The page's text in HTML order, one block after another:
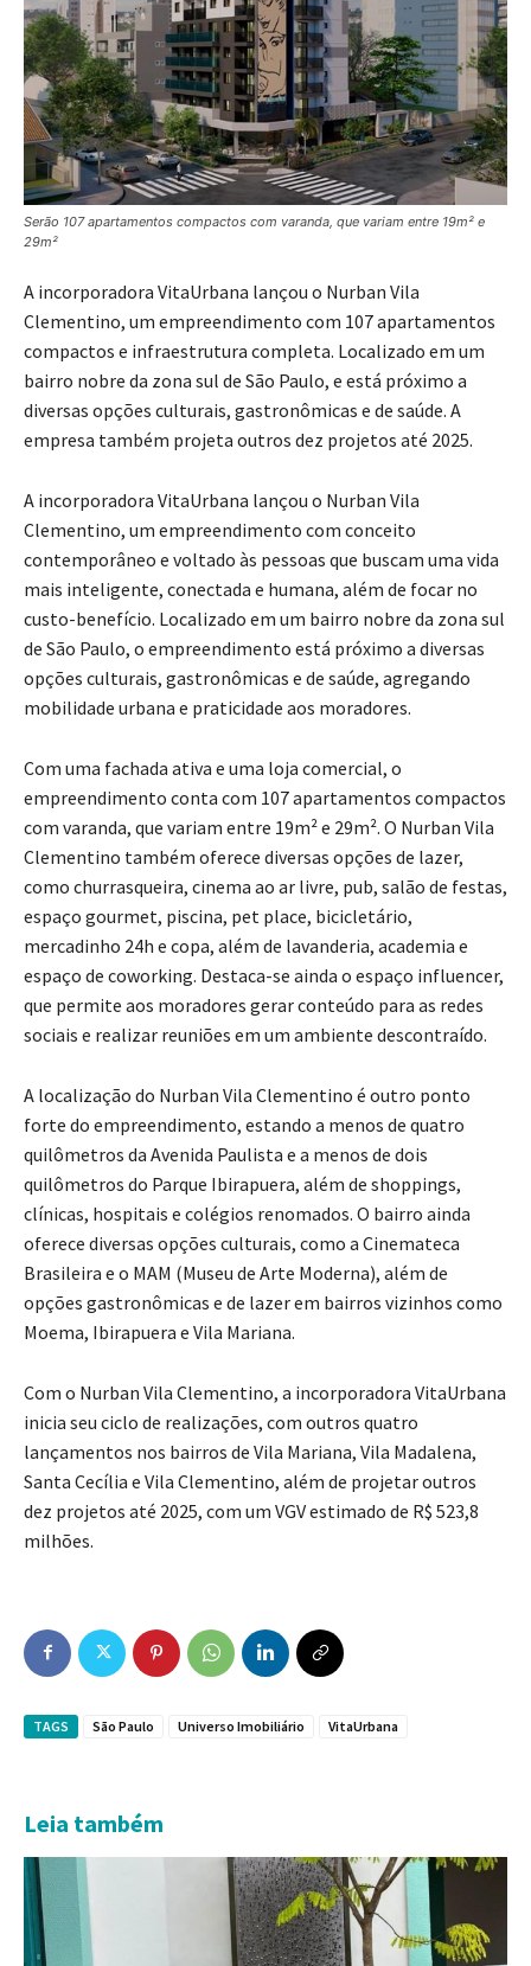
Serão 107 apartamentos compactos com varanda, que variam entre 19m² e
29m²
A incorporadora VitaUrbana lançou o Nurban Vila
Clementino, um empreendimento com 107 apartamentos
compactos e infraestrutura completa. Localizado em um
bairro nobre da zona sul de São Paulo, e está próximo a
diversas opções culturais, gastronômicas e de saúde. A
empresa também projeta outros dez projetos até 2025.
A incorporadora VitaUrbana lançou o Nurban Vila
Clementino, um empreendimento com conceito
contemporâneo e voltado às pessoas que buscam uma vida
mais inteligente, conectada e humana, além de focar no
custo-benefício. Localizado em um bairro nobre da zona sul
de São Paulo, o empreendimento está próximo a diversas
opções culturais, gastronômicas e de saúde, agregando
mobilidade urbana e praticidade aos moradores.
Com uma fachada ativa e uma loja comercial, o
empreendimento conta com 107 apartamentos compactos
com varanda, que variam entre 19m² e 29m². O Nurban Vila
Clementino também oferece diversas opções de lazer,
como churrasqueira, cinema ao ar livre, pub, salão de festas,
espaço gourmet, piscina, pet place, bicicletário,
mercadinho 24h e copa, além de lavanderia, academia e
espaço de coworking. Destaca-se ainda o espaço influencer,
que permite aos moradores gerar conteúdo para as redes
sociais e realizar reuniões em um ambiente descontraído.
A localização do Nurban Vila Clementino é outro ponto
forte do empreendimento, estando a menos de quatro
quilômetros da Avenida Paulista e a menos de dois
quilômetros do Parque Ibirapuera, além de shoppings,
clínicas, hospitais e colégios renomados. O bairro ainda
oferece diversas opções culturais, como a Cinemateca
Brasileira e o MAM (Museu de Arte Moderna), além de
opções gastronômicas e de lazer em bairros vizinhos como
Moema, Ibirapuera e Vila Mariana.
Com o Nurban Vila Clementino, a incorporadora VitaUrbana
inicia seu ciclo de realizações, com outros quatro
lançamentos nos bairros de Vila Mariana, Vila Madalena,
Santa Cecília e Vila Clementino, além de projetar outros
dez projetos até 2025, com um VGV estimado de R$ 523,8
milhões.
TAGS São Paulo Universo Imobiliário VitaUrbana
Leia também